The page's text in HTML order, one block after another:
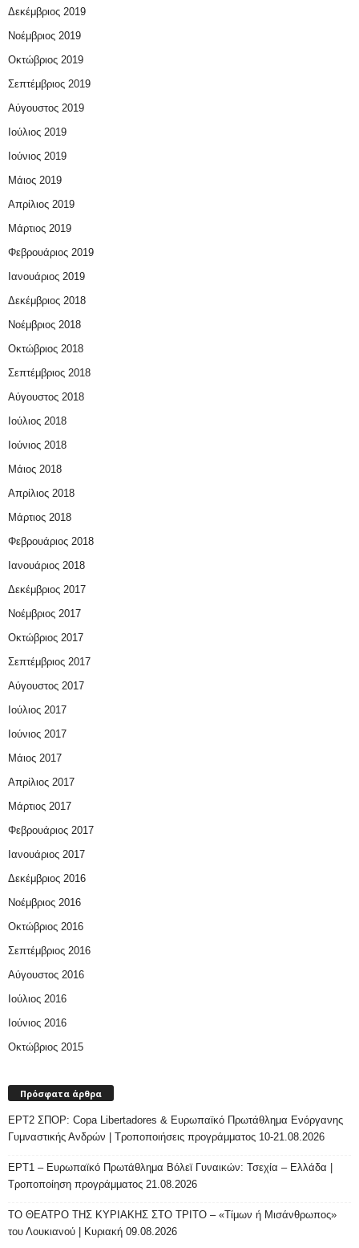
Δεκέμβριος 2019
Νοέμβριος 2019
Οκτώβριος 2019
Σεπτέμβριος 2019
Αύγουστος 2019
Ιούλιος 2019
Ιούνιος 2019
Μάιος 2019
Απρίλιος 2019
Μάρτιος 2019
Φεβρουάριος 2019
Ιανουάριος 2019
Δεκέμβριος 2018
Νοέμβριος 2018
Οκτώβριος 2018
Σεπτέμβριος 2018
Αύγουστος 2018
Ιούλιος 2018
Ιούνιος 2018
Μάιος 2018
Απρίλιος 2018
Μάρτιος 2018
Φεβρουάριος 2018
Ιανουάριος 2018
Δεκέμβριος 2017
Νοέμβριος 2017
Οκτώβριος 2017
Σεπτέμβριος 2017
Αύγουστος 2017
Ιούλιος 2017
Ιούνιος 2017
Μάιος 2017
Απρίλιος 2017
Μάρτιος 2017
Φεβρουάριος 2017
Ιανουάριος 2017
Δεκέμβριος 2016
Νοέμβριος 2016
Οκτώβριος 2016
Σεπτέμβριος 2016
Αύγουστος 2016
Ιούλιος 2016
Ιούνιος 2016
Οκτώβριος 2015
Πρόσφατα άρθρα
ΕΡΤ2 ΣΠΟΡ: Copa Libertadores & Ευρωπαϊκό Πρωτάθλημα Ενόργανης
Γυμναστικής Ανδρών | Τροποποιήσεις προγράμματος 10-21.08.2026
ΕΡΤ1 – Ευρωπαϊκό Πρωτάθλημα Βόλεϊ Γυναικών: Τσεχία – Ελλάδα |
Τροποποίηση προγράμματος 21.08.2026
ΤΟ ΘΕΑΤΡΟ ΤΗΣ ΚΥΡΙΑΚΗΣ ΣΤΟ ΤΡΙΤΟ – «Τίμων ή Μισάνθρωπος»
του Λουκιανού | Κυριακή 09.08.2026